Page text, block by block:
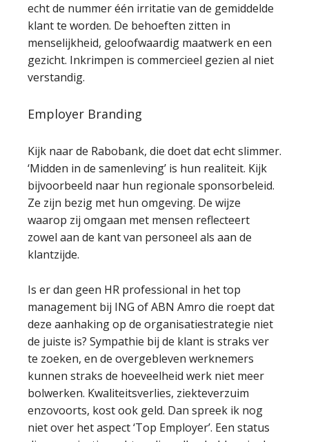
echt de nummer één irritatie van de gemiddelde
klant te worden. De behoeften zitten in
menselijkheid, geloofwaardig maatwerk en een
gezicht. Inkrimpen is commercieel gezien al niet
verstandig.
Employer Branding
Kijk naar de Rabobank, die doet dat echt slimmer.
‘Midden in de samenleving’ is hun realiteit. Kijk
bijvoorbeeld naar hun regionale sponsorbeleid.
Ze zijn bezig met hun omgeving. De wijze
waarop zij omgaan met mensen reflecteert
zowel aan de kant van personeel als aan de
klantzijde.
Is er dan geen HR professional in het top
management bij ING of ABN Amro die roept dat
deze aanhaking op de organisatiestrategie niet
de juiste is? Sympathie bij de klant is straks ver
te zoeken, en de overgebleven werknemers
kunnen straks de hoeveelheid werk niet meer
bolwerken. Kwaliteitsverlies, ziekteverzuim
enzovoorts, kost ook geld. Dan spreek ik nog
niet over het aspect ‘Top Employer’. Een status